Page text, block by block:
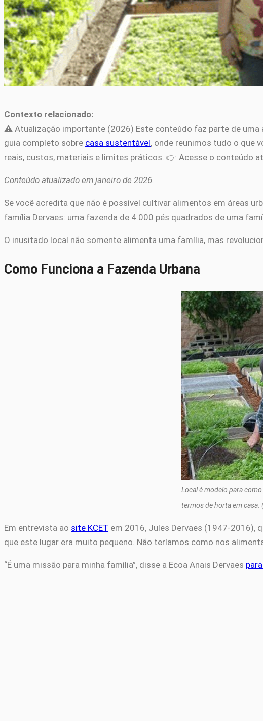
Contexto relacionado:
⚠️ Atualização importante (2026) Este conteúdo faz parte de uma
guia completo sobre casa sustentável, onde reunimos tudo o que
reais, custos, materiais e limites práticos. 👉 Acesse o conteúdo
Conteúdo atualizado em janeiro de 2026.
Se você acredita que não é possível cultivar alimentos em áreas
família Dervaes: uma fazenda de 4.000 pés quadrados de uma
O inusitado local não somente alimenta uma família, mas
Como Funciona a Fazenda Urbana
Local é modelo para
termos de horta em
Em entrevista ao site KCET em 2016, Jules Dervaes (1947-2016),
que este lugar era muito pequeno. Não teríamos como nos
“É uma missão para minha família”, disse a Ecoa Anais Dervaes